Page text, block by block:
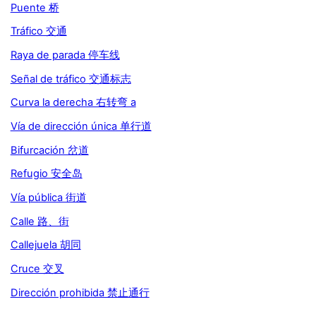
Puente 桥
Tráfico 交通
Raya de parada 停车线
Señal de tráfico 交通标志
Curva la derecha 右转弯 a
Vía de dirección única 单行道
Bifurcación 岔道
Refugio 安全岛
Vía pública 街道
Calle 路、街
Callejuela 胡同
Cruce 交叉
Dirección prohibida 禁止通行